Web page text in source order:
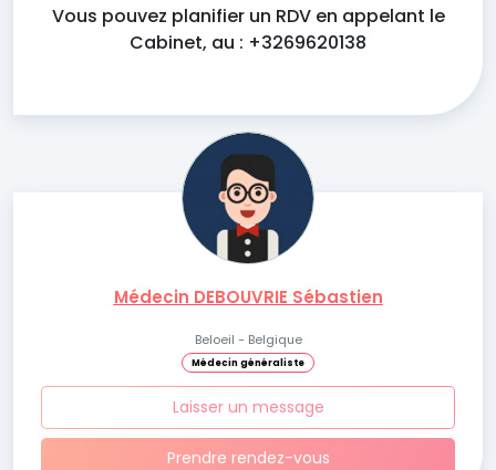
Vous pouvez planifier un RDV en appelant le
Cabinet, au : +3269620138
Médecin DEBOUVRIE Sébastien
Beloeil - Belgique
Médecin généraliste
Laisser un message
Prendre rendez-vous